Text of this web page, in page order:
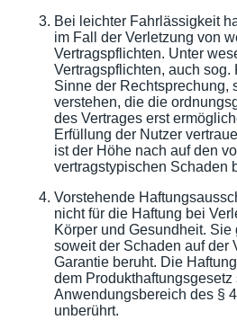
Bei leichter Fahrlässigkeit
im Fall der Verletzung von
Vertragspflichten. Unter
Vertragspflichten, auch
Sinne der Rechtsprechung,
verstehen, die die
des Vertrages erst
Erfüllung der Nutzer
ist der Höhe nach auf den
vertragstypischen Schaden
Vorstehende
nicht für die Haftung bei
Körper und Gesundheit. Sie
soweit der Schaden auf der
Garantie beruht. Die
dem Produkthaftungsgesetz
Anwendungsbereich des §
unberührt.